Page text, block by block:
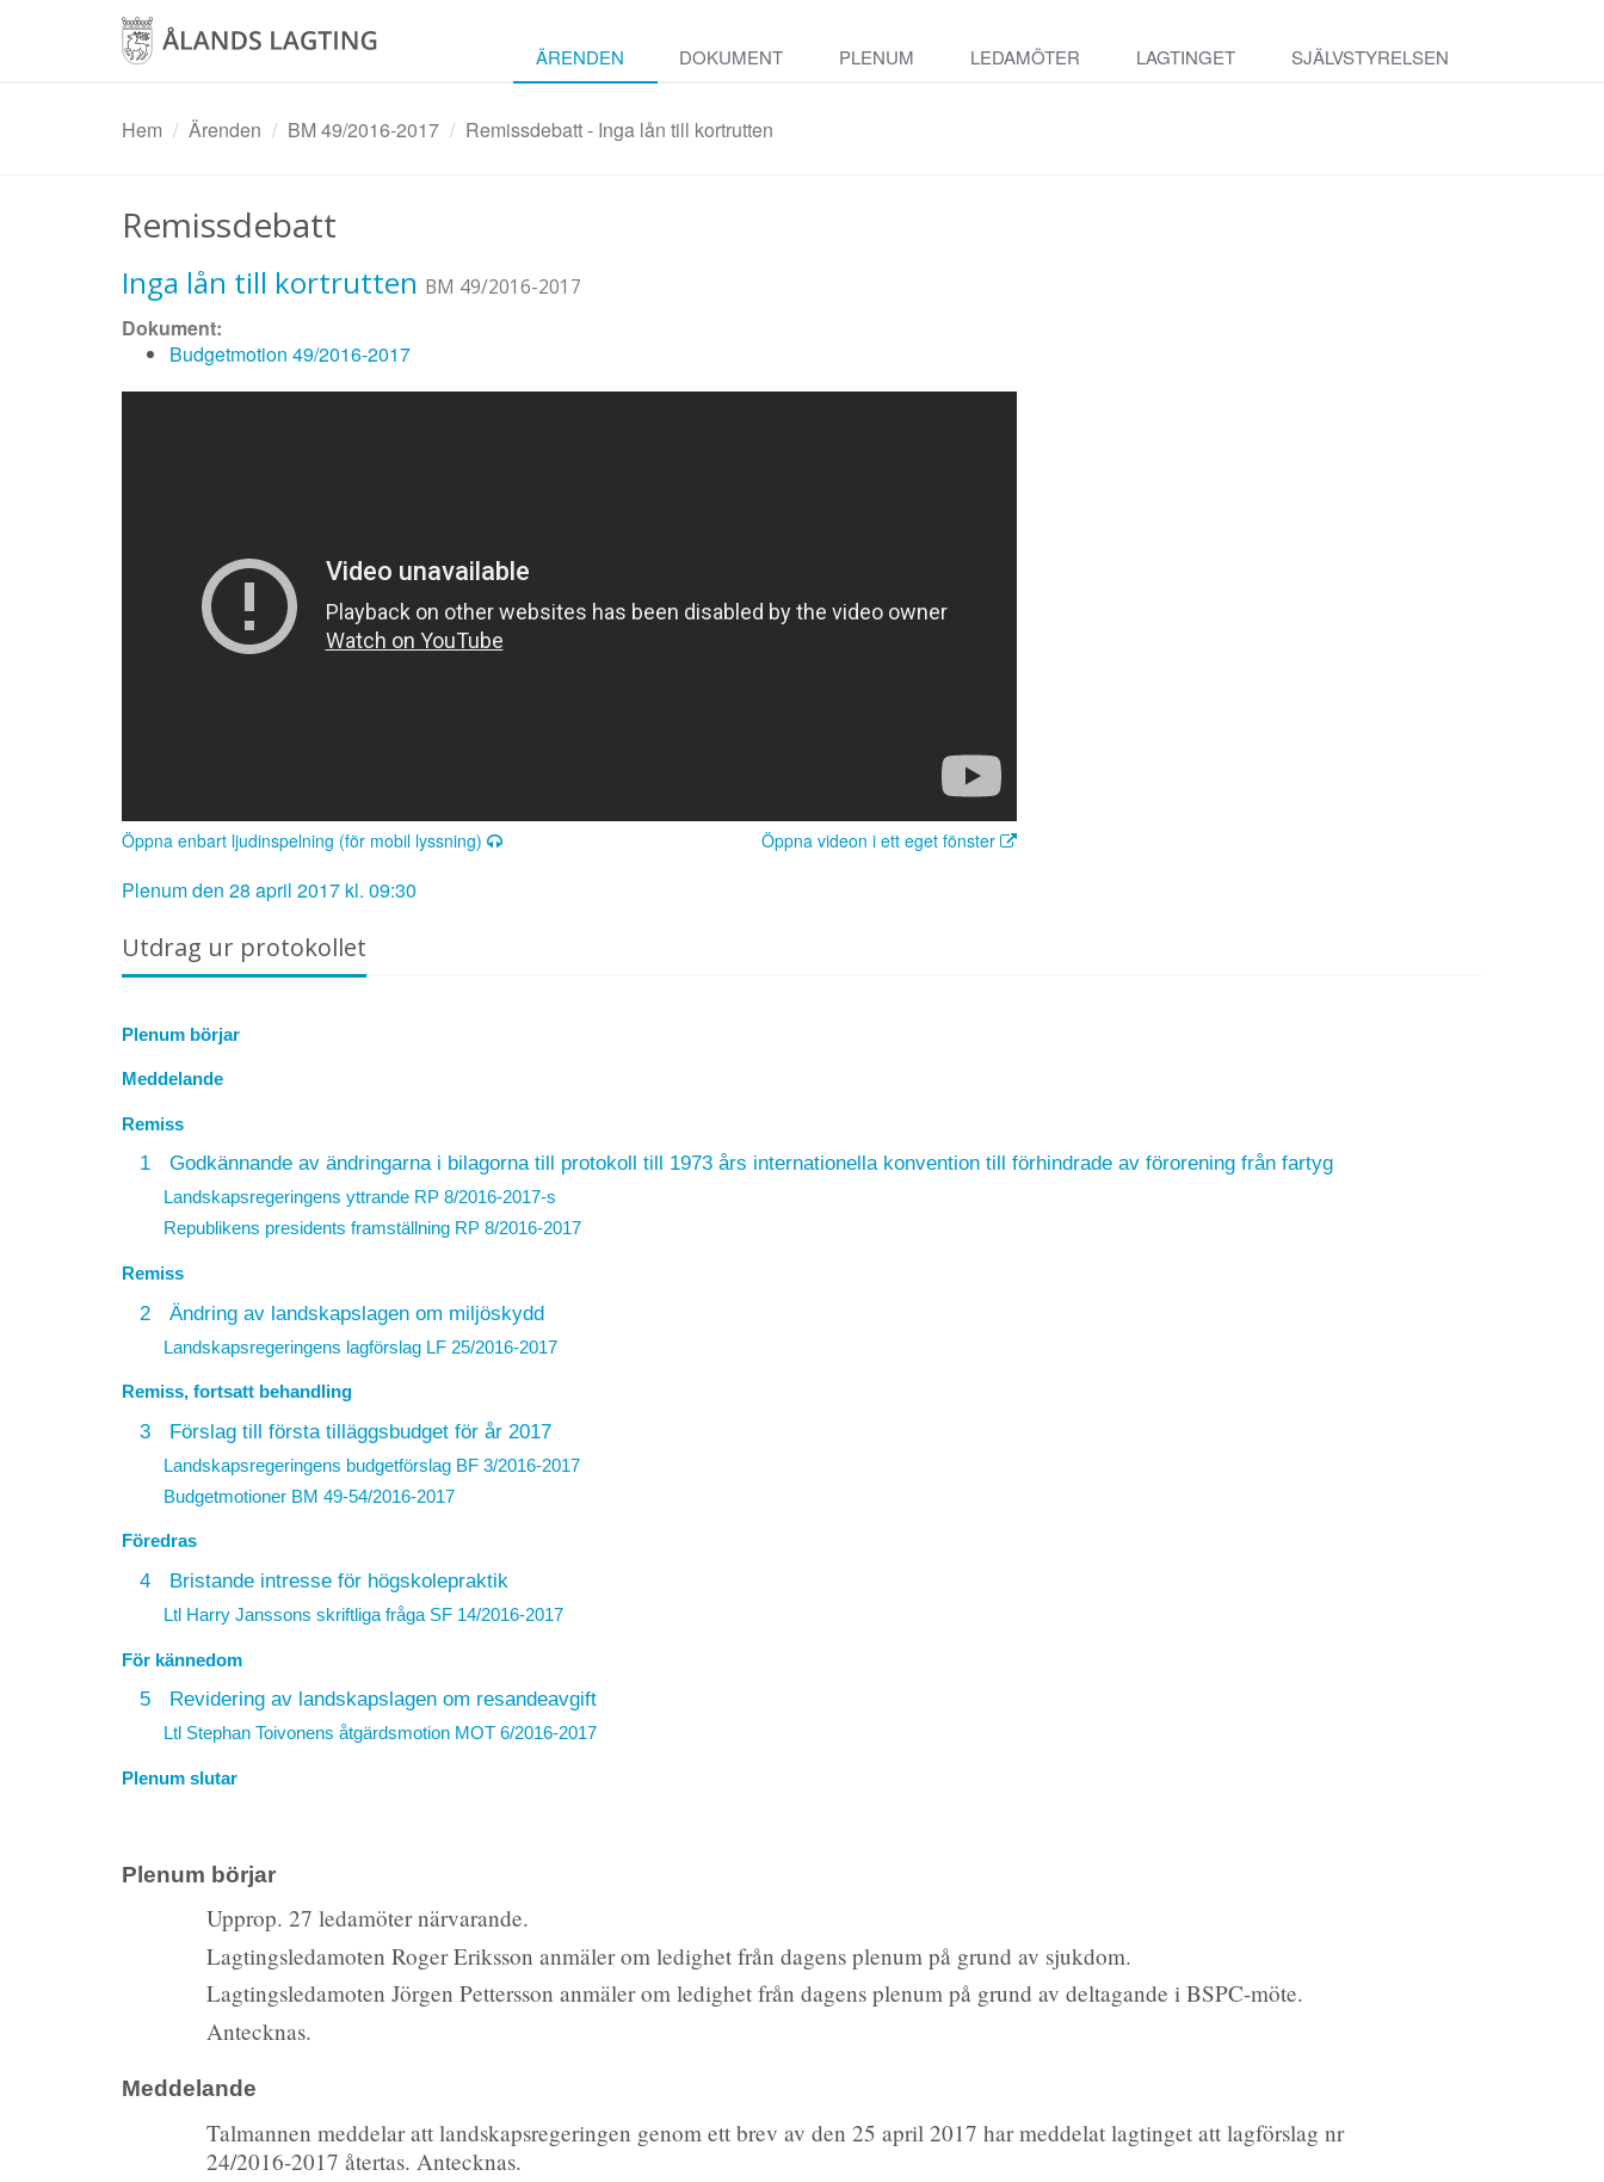
ÄRENDEN DOKUMENT PLENUM LEDAMÖTER LAGTINGET SJÄLVSTYRELSEN
Hem Ärenden BM 49/2016-2017 Remissdebatt - Inga lån till kortrutten
Remissdebatt
Inga lån till kortrutten BM 49/2016-2017
Dokument:
Budgetmotion 49/2016-2017
Öppna enbart ljudinspelning (för mobil lyssning) Öppna videon i ett eget fönster
Plenum den 28 april 2017 kl. 09:30
Utdrag ur protokollet
Plenum börjar
Meddelande
Remiss
1 Godkännande av ändringarna i bilagorna till protokoll till 1973 års internationella konvention till förhindrade av förorening från fartyg
Landskapsregeringens yttrande RP 8/2016-2017-s
Republikens presidents framställning RP 8/2016-2017
Remiss
2 Ändring av landskapslagen om miljöskydd
Landskapsregeringens lagförslag LF 25/2016-2017
Remiss, fortsatt behandling
3 Förslag till första tilläggsbudget för år 2017
Landskapsregeringens budgetförslag BF 3/2016-2017
Budgetmotioner BM 49-54/2016-2017
Föredras
4 Bristande intresse för högskolepraktik
Ltl Harry Janssons skriftliga fråga SF 14/2016-2017
För kännedom
5 Revidering av landskapslagen om resandeavgift
Ltl Stephan Toivonens åtgärdsmotion MOT 6/2016-2017
Plenum slutar
Plenum börjar
Upprop. 27 ledamöter närvarande.
Lagtingsledamoten Roger Eriksson anmäler om ledighet från dagens plenum på grund av sjukdom.
Lagtingsledamoten Jörgen Pettersson anmäler om ledighet från dagens plenum på grund av deltagande i BSPC-möte.
Antecknas.
Meddelande
Talmannen meddelar att landskapsregeringen genom ett brev av den 25 april 2017 har meddelat lagtinget att lagförslag nr
24/2016-2017 återtas. Antecknas.